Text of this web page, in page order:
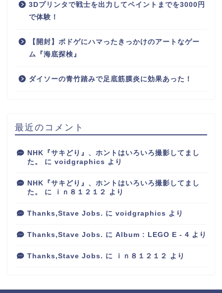
3Dプリンタで戦士を出力してペイントまでを3000円
で体験！
【開封】ボドゲにハマったきっかけのアートなゲー
ム『海底探検』
ダイソーの青竹踏みで足底筋膜炎に効果あった！
最近のコメント
NHK『サキどり』、ホントはいろいろ撮影してまし
た。
に voidgraphics より
NHK『サキどり』、ホントはいろいろ撮影してまし
た。
に ｉｎ８１２１２ より
Thanks,Stave Jobs. に voidgraphics より
Thanks,Stave Jobs. に Album : LEGO E - 4 より
Thanks,Stave Jobs. に ｉｎ８１２１２ より